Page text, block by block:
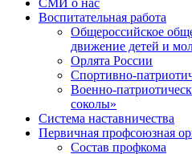
СМИ о нас
Воспитательная работа
Общероссийское
движение детей и
Орлята России
Спортивно-
Военно-
соколы»
Система наставничества
Первичная профсоюзная
Состав профкома